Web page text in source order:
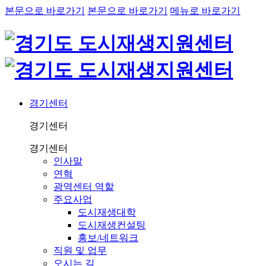
본문으로 바로가기 본문으로 바로가기 메뉴로 바로가기
경기센터
경기센터
경기센터
인사말
연혁
광역센터 역할
주요사업
도시재생대학
도시재생컨설팅
홍보/네트워크
직원 및 업무
오시는 길